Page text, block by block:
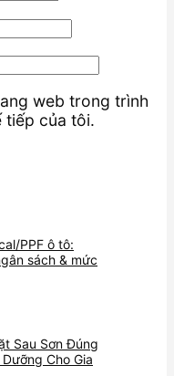
web trong trình
tiếp của tôi.
PPF ô tô:
sách & mức
Sau Sơn Đúng
Cho Gia